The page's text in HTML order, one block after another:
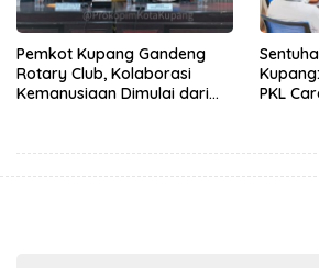
Pemkot Kupang Gandeng
Rotary Club, Kolaborasi
Kemanusiaan Dimulai dari
PKL